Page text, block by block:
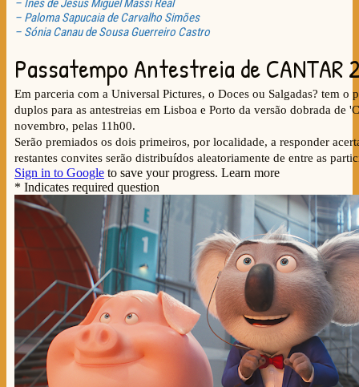
– Inês de Jesus Miguel Massi Real
– Paloma Sapucaia de Carvalho Simões
– Sónia Canau de Sousa Guerreiro Castro